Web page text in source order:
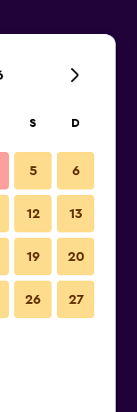
S D
5 6
12 13
19 20
26 27